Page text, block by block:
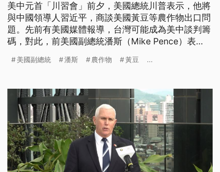
美中元首「川習會」前夕，美國總統川普表示，他將
與中國領導人習近平，商談美國黃豆等農作物出口問
題。先前有美國媒體報導，台灣可能成為美中談判籌
碼，對此，前美國副總統潘斯（Mike Pence）表
速交付延遲的對台軍售。
美國副總統 潘斯 農作物 黃豆 ...